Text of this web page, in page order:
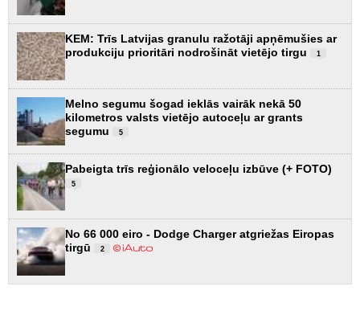
KEM: Trīs Latvijas granulu ražotāji apņēmušies ar
produkciju prioritāri nodrošināt vietējo tirgu
1
Melno segumu šogad ieklās vairāk nekā 50
kilometros valsts vietējo autoceļu ar grants
segumu
5
Pabeigta trīs reģionālo veloceļu izbūve (+ FOTO)
5
No 66 000 eiro - Dodge Charger atgriežas Eiropas
tirgū
2